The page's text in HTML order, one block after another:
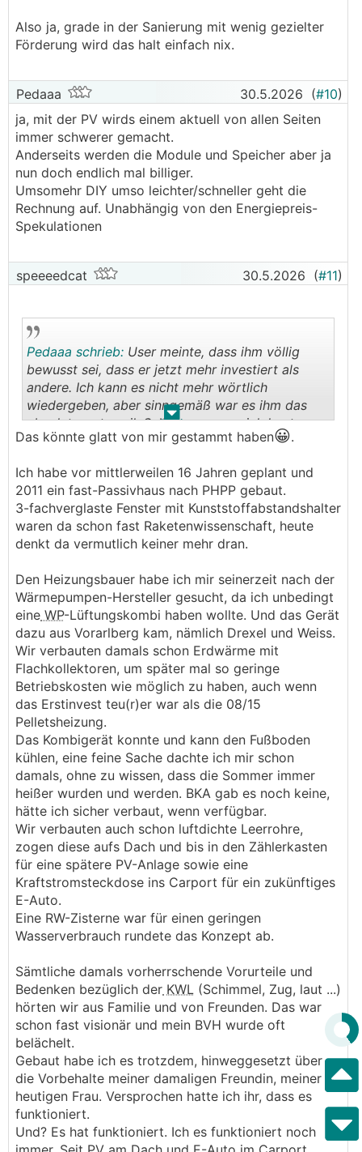
Also ja, grade in der Sanierung mit wenig gezielter
Förderung wird das halt einfach nix.
Pedaaa 30.5.2026 (#10)
ja, mit der PV wirds einem aktuell von allen Seiten
immer schwerer gemacht.
Anderseits werden die Module und Speicher aber ja
nun doch endlich mal billiger.
Umsomehr DIY umso leichter/schneller geht die
Rechnung auf. Unabhängig von den Energiepreis-
Spekulationen
speeeedcat 30.5.2026 (#11)
. .
Pedaaa schrieb: User meinte, dass ihm völlig
bewusst sei, dass er jetzt mehr investiert als
andere. Ich kann es nicht mehr wörtlich
wiedergeben, aber sinngemäß war es ihm das
absolut wert, weil: Selbst wenn es sich heute
schon auf 10–15 Jahre gerechnet auszahlt
Das könnte glatt von mir gestammt haben😀.
Ich habe vor mittlerweilen 16 Jahren geplant und
2011 ein fast-Passivhaus nach PHPP gebaut.
3-fachverglaste Fenster mit Kunststoffabstandshalter
waren da schon fast Raketenwissenschaft, heute
denkt da vermutlich keiner mehr dran.
Den Heizungsbauer habe ich mir seinerzeit nach der
Wärmepumpen-Hersteller gesucht, da ich unbedingt
eine WP-Lüftungskombi haben wollte. Und das Gerät
dazu aus Vorarlberg kam, nämlich Drexel und Weiss.
Wir verbauten damals schon Erdwärme mit
Flachkollektoren, um später mal so geringe
Betriebskosten wie möglich zu haben, auch wenn
das Erstinvest teu(r)er war als die 08/15
Pelletsheizung.
Das Kombigerät konnte und kann den Fußboden
kühlen, eine feine Sache dachte ich mir schon
damals, ohne zu wissen, dass die Sommer immer
heißer wurden und werden. BKA gab es noch keine,
hätte ich sicher verbaut, wenn verfügbar.
Wir verbauten auch schon luftdichte Leerrohre,
zogen diese aufs Dach und bis in den Zählerkasten
für eine spätere PV-Anlage sowie eine
Kraftstromsteckdose ins Carport für ein zukünftiges
E-Auto.
Eine RW-Zisterne war für einen geringen
Wasserverbrauch rundete das Konzept ab.
Sämtliche damals vorherrschende Vorurteile und
Bedenken bezüglich der KWL (Schimmel, Zug, laut ...)
hörten wir aus Familie und von Freunden. Das war
schon fast visionär und mein BVH wurde oft
belächelt.
Gebaut habe ich es trotzdem, hinweggesetzt über
die Vorbehalte meiner damaligen Freundin, meiner
heutigen Frau. Versprochen hatte ich ihr, dass es
funktioniert.
Und? Es hat funktioniert. Ich es funktioniert noch